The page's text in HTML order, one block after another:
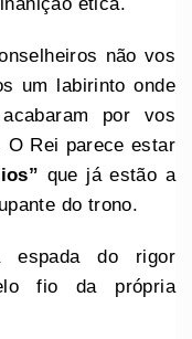
ética.
não vos
um labirinto onde
por vos
O Rei parece estar
que já estão a
do trono.
espada do rigor
fio da própria